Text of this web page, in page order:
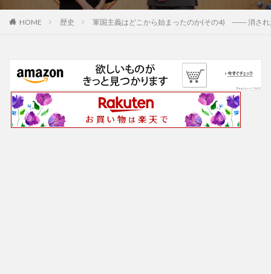
HOME 歴史 軍国主義はどこから始まったのか(その4) ―― 消され